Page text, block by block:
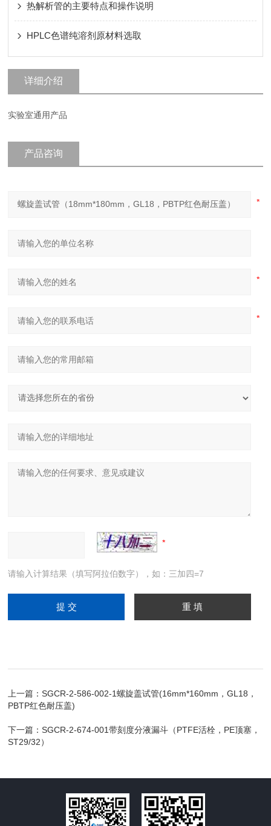
热解析管的主要特点和操作说明
HPLC色谱纯溶剂原材料选取
详细介绍
实验室通用产品
产品咨询
请输入计算结果（填写阿拉伯数字），如：三加四=7
上一篇：SGCR-2-586-002-1螺旋盖试管(16mm*160mm，GL18，
PBTP红色耐压盖)
下一篇：SGCR-2-674-001带刻度分液漏斗（PTFE活栓，PE顶塞，
ST29/32）